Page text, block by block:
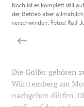
Noch ist es komplett still
der Betrieb aber
verschwinden. Fotos: Ralf
Die Golfer gehören
Württemberg am
nachgehen dürfen.